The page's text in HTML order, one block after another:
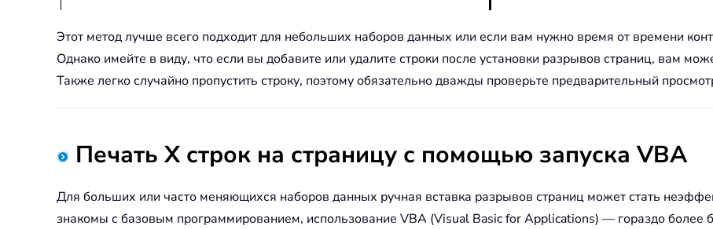
Этот метод лучше всего подходит для небольших наборов данных или если вам нужно время от времени
Однако имейте в виду, что если вы добавите или удалите строки после установки разрывов страниц, вам
Также легко случайно пропустить строку, поэтому обязательно дважды проверьте предварительный
Печать X строк на страницу с помощью запуска VBA
Для больших или часто меняющихся наборов данных ручная вставка разрывов страниц может стать
знакомы с базовым программированием, использование VBA (Visual Basic for Applications) — гораздо более